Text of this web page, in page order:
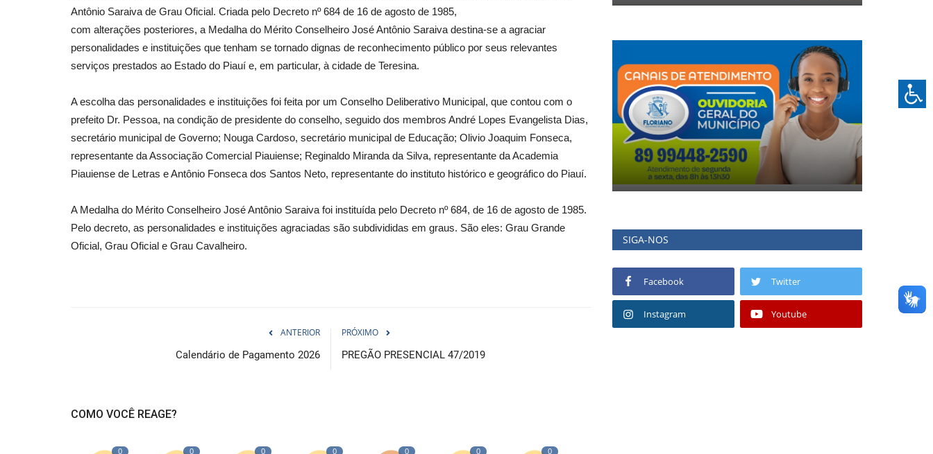
Antônio Saraiva de Grau Oficial. Criada pelo Decreto nº 684 de 16 de agosto de 1985,
com alterações posteriores, a Medalha do Mérito Conselheiro José Antônio Saraiva destina-se a agraciar
personalidades e instituições que tenham se tornado dignas de reconhecimento público por seus relevantes
serviços prestados ao Estado do Piauí e, em particular, à cidade de Teresina.
A escolha das personalidades e instituições foi feita por um Conselho Deliberativo Municipal, que contou com o
prefeito Dr. Pessoa, na condição de presidente do conselho, seguido dos membros André Lopes Evangelista Dias,
secretário municipal de Governo; Nouga Cardoso, secretário municipal de Educação; Olivio Joaquim Fonseca,
representante da Associação Comercial Piauiense; Reginaldo Miranda da Silva, representante da Academia
Piauiense de Letras e Antônio Fonseca dos Santos Neto, representante do instituto histórico e geográfico do Piauí.
A Medalha do Mérito Conselheiro José Antônio Saraiva foi instituída pelo Decreto nº 684, de 16 de agosto de 1985.
Pelo decreto, as personalidades e instituições agraciadas são subdivididas em graus. São eles: Grau Grande
Oficial, Grau Oficial e Grau Cavalheiro.
ANTERIOR
Calendário de Pagamento 2026
PRÓXIMO
PREGÃO PRESENCIAL 47/2019
COMO VOCÊ REAGE?
0 0 0 0 0 0 0
SIGA-NOS
Facebook Twitter
Instagram Youtube